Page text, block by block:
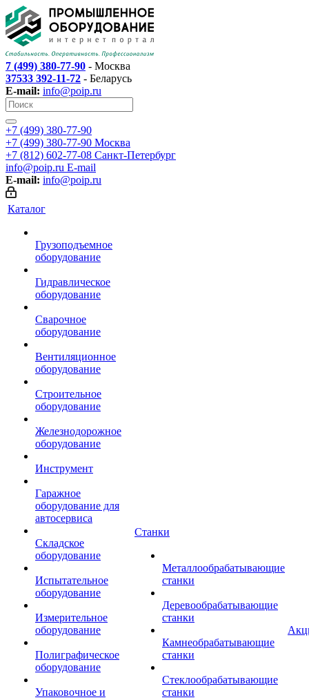
7 (499) 380-77-90 - Москва
37533 392-11-72 - Беларусь
E-mail: info@poip.ru
+7 (499) 380-77-90
+7 (499) 380-77-90 Москва
+7 (812) 602-77-08 Санкт-Петербург
info@poip.ru E-mail
E-mail: info@poip.ru
Каталог
Грузоподъемное
оборудование
Гидравлическое
оборудование
Сварочное
оборудование
Вентиляционное
оборудование
Строительное
оборудование
Железнодорожное
оборудование
Инструмент
Гаражное
оборудование для
автосервиса
Складское
оборудование
Испытательное
оборудование
Измерительное
оборудование
Полиграфическое
оборудование
Упаковочное и
Станки
Металлообрабатывающие
станки
Деревообрабатывающие
станки
Камнеобрабатывающие
станки
Стеклообрабатывающие
станки